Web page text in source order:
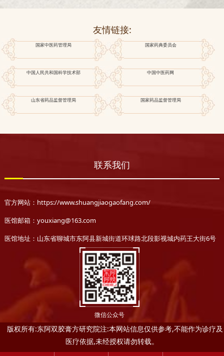
友情链接:
国家中医药管理局 国家药典委员会
中国人民共和国科学技术部 中国中医药网
山东省药品监督管理局 国家药品监督管理局
联系我们
官方网站：https://www.shuangjiaogaofang.com/
医馆邮箱：youxiang@163.com
医馆地址：山东省聊城市东阿县新城街道环球路北段影视城内药王大街6号
微信公众号
版权所有:东阿双胶膏方研究院注:本网站信息仅供参考,不能作为诊疗及
医疗依据,未经授权请勿转载。